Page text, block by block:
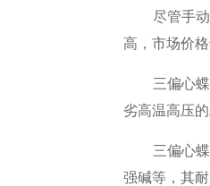
尽管手动三
高，市场价
三偏心蝶阀
劣高温高压
三偏心蝶阀
强碱等，其